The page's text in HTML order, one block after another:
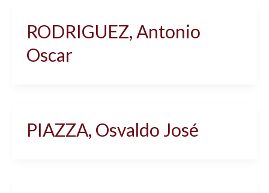
RODRIGUEZ, Antonio
Oscar
PIAZZA, Osvaldo José